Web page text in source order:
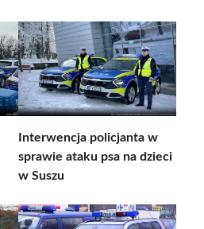
Interwencja policjanta w
sprawie ataku psa na dzieci
w Suszu